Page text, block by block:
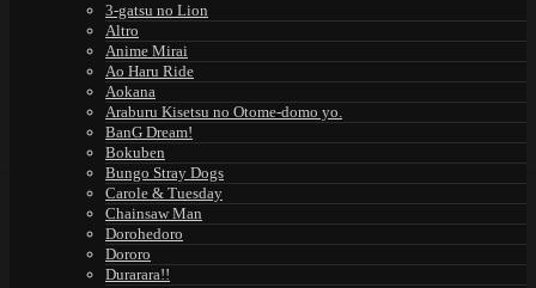
3-gatsu no Lion
Altro
Anime Mirai
Ao Haru Ride
Aokana
Araburu Kisetsu no Otome-domo yo.
BanG Dream!
Bokuben
Bungo Stray Dogs
Carole & Tuesday
Chainsaw Man
Dorohedoro
Dororo
Durarara!!